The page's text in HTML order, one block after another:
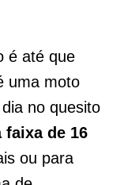
é até que
uma moto
no quesito
faixa de 16
ou para